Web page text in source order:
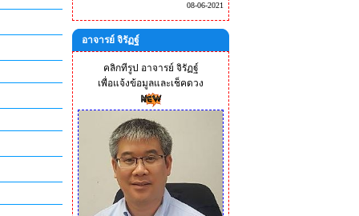
08-06-2021
อาจารย์ จิรัฏฐ์
คลิกทีรูป อาจารย์ จิรัฏฐ์
เพื่อแจ้งข้อมูลและเช็คดวง